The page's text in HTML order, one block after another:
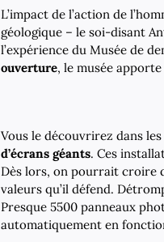
L’impact de l’action de
géologique – le soi-disant
l’expérience du Musée de
ouverture, le musée
Vous le découvrirez dans
d’écrans géants. Ces
Dès lors, on pourrait croire
valeurs qu’il défend.
Presque 5500 panneaux
automatiquement en